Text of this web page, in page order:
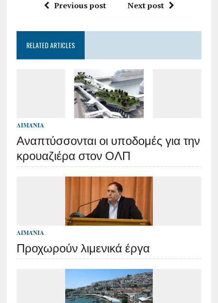
Previous post Next post
RELATED ARTICLES
ΛΙΜΆΝΙΑ
Αναπτύσσονται οι υποδομές για την
κρουαζιέρα στον ΟΛΠ
ΛΙΜΆΝΙΑ
Προχωρούν λιμενικά έργα